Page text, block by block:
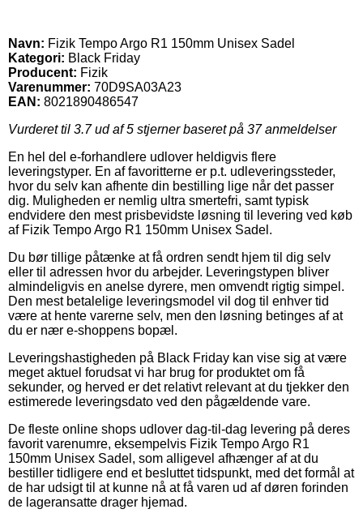
Navn: Fizik Tempo Argo R1 150mm Unisex Sadel
Kategori: Black Friday
Producent: Fizik
Varenummer: 70D9SA03A23
EAN: 8021890486547
Vurderet til 3.7ud af 5 stjerner baseret på 37anmeldelser
En hel del e-forhandlere udlover heldigvis flere
leveringstyper. En af favoritterne er p.t. udleveringssteder,
hvor du selv kan afhente din bestilling lige når det passer
dig. Muligheden er nemlig ultra smertefri, samt typisk
endvidere den mest prisbevidste løsning til levering ved køb
af Fizik Tempo Argo R1 150mm Unisex Sadel.
Du bør tillige påtænke at få ordren sendt hjem til dig selv
eller til adressen hvor du arbejder. Leveringstypen bliver
almindeligvis en anelse dyrere, men omvendt rigtig simpel.
Den mest betalelige leveringsmodel vil dog til enhver tid
være at hente varerne selv, men den løsning betinges af at
du er nær e-shoppens bopæl.
Leveringshastigheden på Black Friday kan vise sig at være
meget aktuel forudsat vi har brug for produktet om få
sekunder, og herved er det relativt relevant at du tjekker den
estimerede leveringsdato ved den pågældende vare.
De fleste online shops udlover dag-til-dag levering på deres
favorit varenumre, eksempelvis Fizik Tempo Argo R1
150mm Unisex Sadel, som alligevel afhænger af at du
bestiller tidligere end et besluttet tidspunkt, med det formål at
de har udsigt til at kunne nå at få varen ud af døren forinden
de lageransatte drager hjemad.